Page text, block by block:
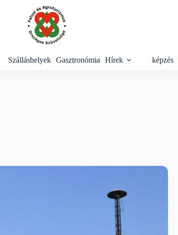
Szálláshelyek Gasztronómia Hírek képzés